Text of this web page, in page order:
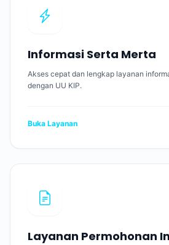
Informasi Serta Merta
Akses cepat dan lengkap layanan
dengan UU KIP.
Buka Layanan
Layanan Permohonan